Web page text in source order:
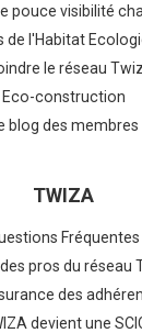
pouce visibilité
de l'Habitat
le réseau
Eco-construction
blog des membres
TWIZA
Fréquentes
pros du réseau
des
devient une